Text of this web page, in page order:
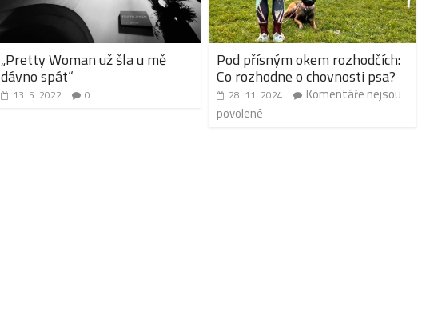
„Pretty Woman už šla u mě
dávno spát“
13. 5. 2022 0
Pod přísným okem rozhodčích:
Co rozhodne o chovnosti psa?
28. 11. 2024
Komentáře nejsou
povolené